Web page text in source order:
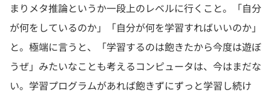
まりメタ推論というか一段上のレベルに行くこと。「自分
が何をしているのか」「自分が何を学習すればいいのか」
と。極端に言うと、「学習するのは飽きたから今度は遊ぼ
うぜ」みたいなことも考えるコンピュータは、今はまだな
い。学習プログラムがあれば飽きずにずっと学習し続け